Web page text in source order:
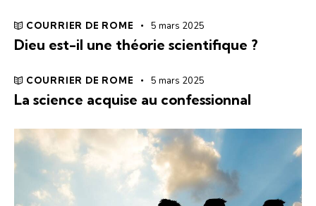
COURRIER DE ROME 5 mars 2025
Dieu est-il une théorie scientifique ?
COURRIER DE ROME 5 mars 2025
La science acquise au confessionnal